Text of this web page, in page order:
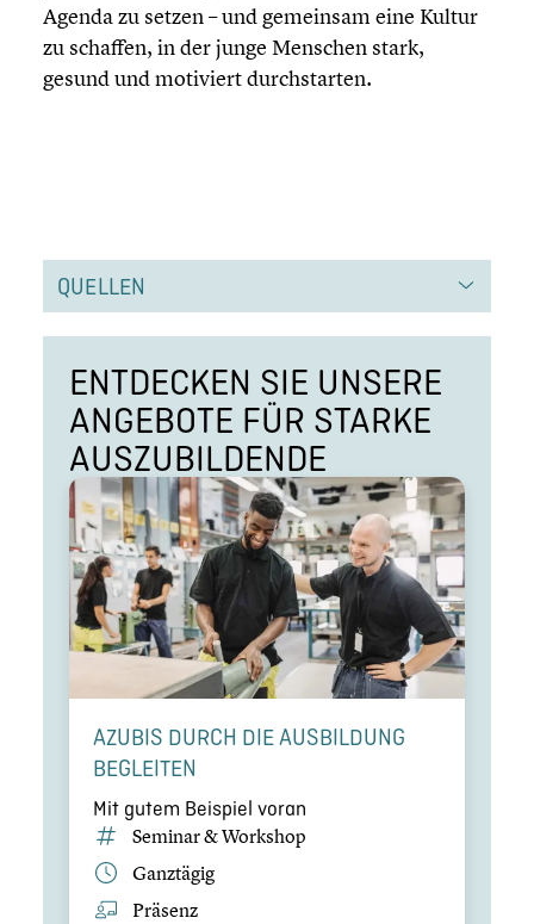
Agenda zu setzen – und gemeinsam eine Kultur
zu schaffen, in der junge Menschen stark,
gesund und motiviert durch­star­ten.
QUELLEN
ENTDECKEN SIE UNSERE
ANGEBOTE FÜR STARKE
AUSZU­BIL­DENDE
AZUBIS DURCH DIE AUSBIL­DUNG
BEGLEITEN
Mit gutem Beispiel voran
Seminar & Workshop
Ganztägig
Präsenz